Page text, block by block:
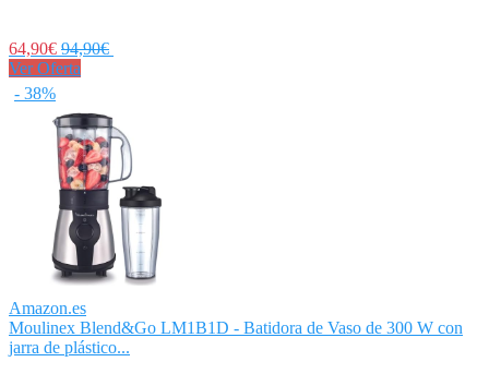
64,90€ 94,90€
Ver Oferta
- 38%
Amazon.es
Moulinex Blend&Go LM1B1D - Batidora de Vaso de 300 W con
jarra de plástico...